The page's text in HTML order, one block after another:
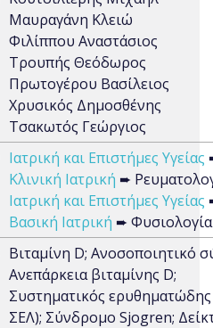
Μαυραγάνη Κλειώ
Φιλίππου Αναστάσιος
Τρουπής Θεόδωρος
Πρωτογέρου Βασίλειος
Χρυσικός Δημοσθένης
Τσακωτός Γεώργιος
Ιατρική και Επιστήμες Υγείας
Κλινική Ιατρική ➨
Ιατρική και Επιστήμες Υγείας
Βασική Ιατρική ➨ Φυσιολογία
Βιταμίνη D; Ανοσοποιητικό
Ανεπάρκεια βιταμίνης D;
Συστηματικός
ΣΕΛ); Σύνδρομο Sjogren;